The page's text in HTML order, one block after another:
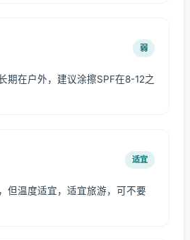
弱
期在户外，建议涂擦SPF在8-12之
适宜
但温度适宜，适宜旅游，可不要